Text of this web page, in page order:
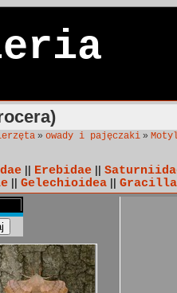
» owady i pajęczaki »
Erebidae
Gelechioidea